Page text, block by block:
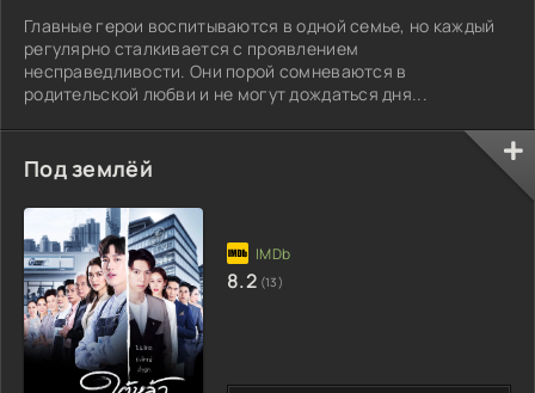
Главные герои воспитываются в одной семье, но каждый
регулярно сталкивается с проявлением
несправедливости. Они порой сомневаются в
родительской любви и не могут дождаться дня...
Под землёй
8.2 (13)